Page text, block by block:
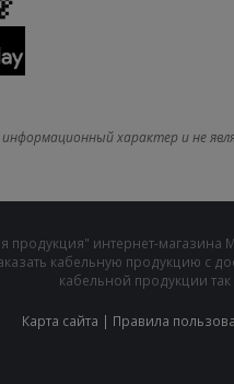
характер и не
продукция" интернет-
кабельную продукцию с
кабельной продукции
Карта сайта | Правила